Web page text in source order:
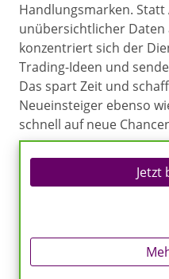
Handlungsmarken.
unübersichtlicher Daten
konzentriert sich der
Trading-Ideen und
Das spart Zeit und
Neueinsteiger ebenso
schnell auf neue
Jetzt